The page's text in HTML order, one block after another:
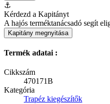
⚓
Kérdezd a Kapitányt
A hajós terméktanácsadó segít
Kapitány megnyitása
Termék adatai :
Cikkszám
470171B
Kategória
Trapéz kiegészítők